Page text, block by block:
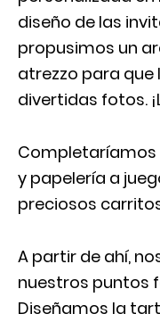
diseño de las
propusimos un
atrezzo para que
divertidas fotos.
Completaríamos
y papelería a
preciosos
A partir de ahí,
nuestros puntos
Diseñamos la